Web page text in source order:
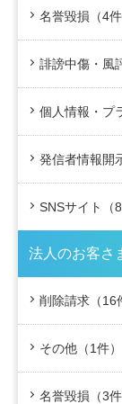
名誉毀損（4件
誹謗中傷・風
個人情報・プ
発信者情報開
SNSサイト（8
法人のお客さ
削除請求（16
その他（1件）
名誉毀損（3件